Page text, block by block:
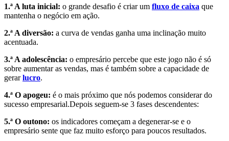
1.ª A luta inicial: o grande desafio é criar um fluxo de caixa que
mantenha o negócio em ação.
2.ª A diversão: a curva de vendas ganha uma inclinação muito
acentuada.
3.ª A adolescência: o empresário percebe que este jogo não é só
sobre aumentar as vendas, mas é também sobre a capacidade de
gerarlucro.
4.ª O apogeu: é o mais próximo que nós podemos considerar do
sucesso empresarial.Depois seguem-se 3 fases descendentes:
5.ª O outono: os indicadores começam a degenerar-se e o
empresário sente que faz muito esforço para poucos resultados.